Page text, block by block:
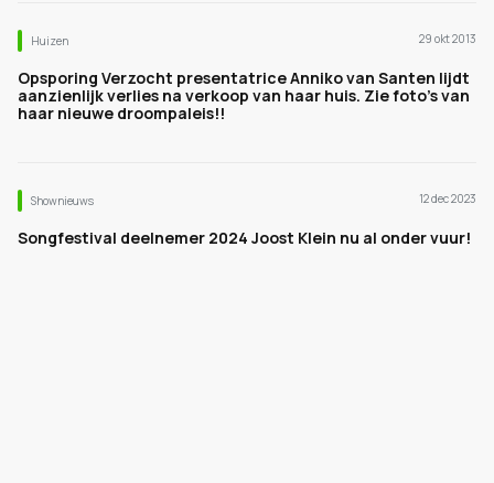
Huizen 29 okt 2013
Opsporing Verzocht presentatrice Anniko van Santen lijdt
aanzienlijk verlies na verkoop van haar huis. Zie foto's van
haar nieuwe droompaleis!!
Shownieuws 12 dec 2023
Songfestival deelnemer 2024 Joost Klein nu al onder vuur!